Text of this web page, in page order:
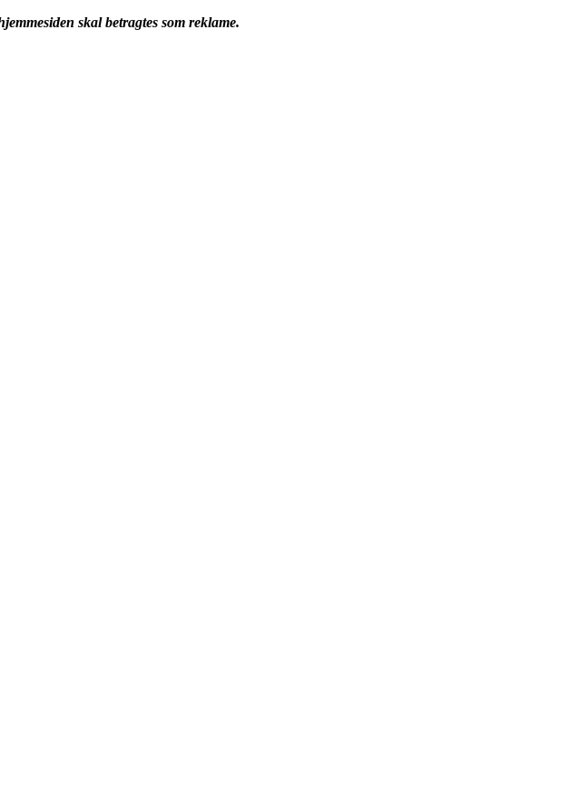
skal betragtes som reklame.